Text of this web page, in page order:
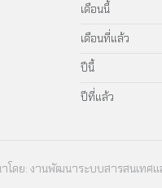
เดือนนี้
เดือนที่แล้ว
ปีนี้
ปีที่แล้ว
โดย: งานพัฒนาระบบสารสนเทศแ